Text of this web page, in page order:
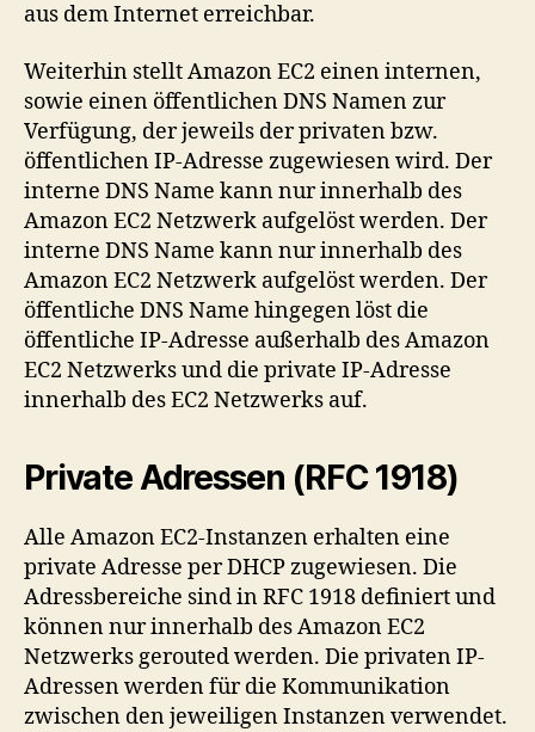
aus dem Internet erreichbar.
Weiterhin stellt Amazon EC2 einen internen,
sowie einen öffentlichen DNS Namen zur
Verfügung, der jeweils der privaten bzw.
öffentlichen IP-Adresse zugewiesen wird. Der
interne DNS Name kann nur innerhalb des
Amazon EC2 Netzwerk aufgelöst werden. Der
interne DNS Name kann nur innerhalb des
Amazon EC2 Netzwerk aufgelöst werden. Der
öffentliche DNS Name hingegen löst die
öffentliche IP-Adresse außerhalb des Amazon
EC2 Netzwerks und die private IP-Adresse
innerhalb des EC2 Netzwerks auf.
Private Adressen (RFC 1918)
Alle Amazon EC2-Instanzen erhalten eine
private Adresse per DHCP zugewiesen. Die
Adressbereiche sind in RFC 1918 definiert und
können nur innerhalb des Amazon EC2
Netzwerks gerouted werden. Die privaten IP-
Adressen werden für die Kommunikation
zwischen den jeweiligen Instanzen verwendet.